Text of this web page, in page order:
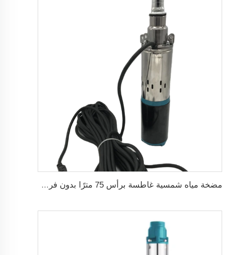
مضخة مياه شمسية غاطسة برأس 75 مترًا بدون فرش DC48V لري الزراعة